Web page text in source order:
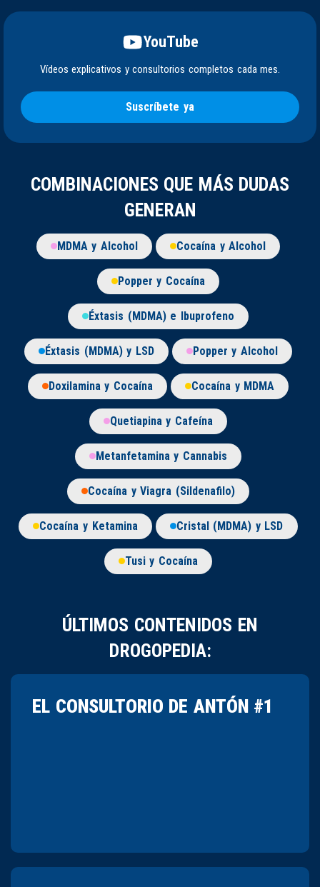
YouTube
Vídeos explicativos y consultorios completos cada mes.
Suscríbete ya
COMBINACIONES QUE MÁS DUDAS
GENERAN
MDMA y Alcohol Cocaína y Alcohol
Popper y Cocaína
Éxtasis (MDMA) e Ibuprofeno
Éxtasis (MDMA) y LSD Popper y Alcohol
Doxilamina y Cocaína Cocaína y MDMA
Quetiapina y Cafeína
Metanfetamina y Cannabis
Cocaína y Viagra (Sildenafilo)
Cocaína y Ketamina Cristal (MDMA) y LSD
Tusi y Cocaína
ÚLTIMOS CONTENIDOS EN
DROGOPEDIA:
EL CONSULTORIO DE ANTÓN #1